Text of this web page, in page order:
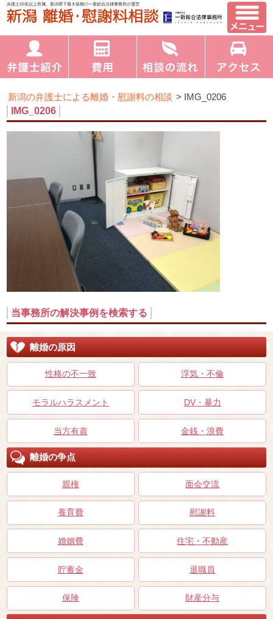
弁護士20名以上所属、新潟県下最大規模の一新総合法律事務所が運営
新潟の弁護士による離婚・慰謝料の相談 > IMG_0206
IMG_0206
当事務所の解決事例を検索する
離婚の原因
性格の不一致 浮気・不倫
モラルハラスメント DV・暴力
当方有責 金銭・浪費
離婚の争点
親権 面会交流
養育費 慰謝料
婚姻費 住宅・不動産
貯蓄金 退職員
保険 財産分与